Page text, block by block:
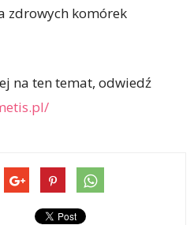
zdrowych komórek
na ten temat, odwiedź